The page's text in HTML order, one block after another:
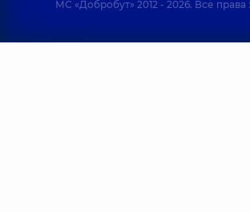
МС «Добробут» 2012 - 2026. Все